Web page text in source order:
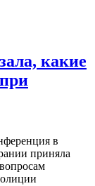
какие
в
приняла